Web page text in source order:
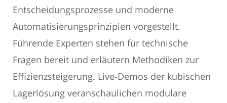
Entscheidungsprozesse und moderne
Automatisierungsprinzipien vorgestellt.
Führende Experten stehen für technische
Fragen bereit und erläutern Methodiken zur
Effizienzsteigerung. Live-Demos der kubischen
Lagerlösung veranschaulichen modulare